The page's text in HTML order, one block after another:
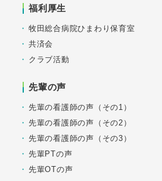
福利厚生
牧田総合病院ひまわり保育室
共済会
クラブ活動
先輩の声
先輩の看護師の声（その1）
先輩の看護師の声（その2）
先輩の看護師の声（その3）
先輩PTの声
先輩OTの声